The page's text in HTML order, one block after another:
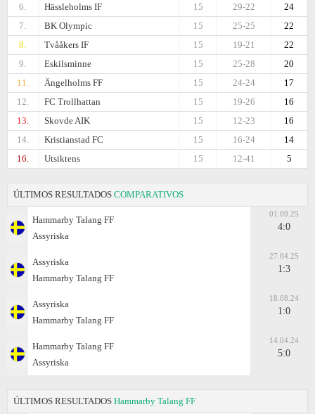
6.
Hässleholms IF 24
29-22
15
7.
BK Olympic 22
25-25
15
8.
Tvååkers IF 22
19-21
15
9.
Eskilsminne 20
25-28
15
11.
Ängelholms FF 17
24-24
15
12.
FC Trollhattan 16
19-26
15
13.
Skovde AIK 16
12-23
15
14.
Kristianstad FC 14
16-24
15
16.
Utsiktens 5
12-41
15
ÚLTIMOS RESULTADOS COMPARATIVOS
Hammarby Talang FF
Assyriska
01.09.25
4:0
Assyriska
Hammarby Talang FF
27.04.25
1:3
Assyriska
Hammarby Talang FF
18.08.24
1:0
Hammarby Talang FF
Assyriska
14.04.24
5:0
ÚLTIMOS RESULTADOS Hammarby Talang FF